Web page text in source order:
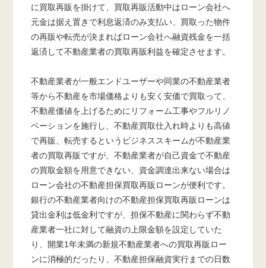
に買取再販を掛けて、買取再販活動中はローン会社へ
元金は据え置きで利息返済のみ支払い、買取った物件
の再販や転売が決まればローン会社へ融資残金を一括
返済して不動産業者の買取再販利益を確定させます。
不動産業者が一般エンドユーザーや同業の不動産業者
等から不動産を市場価格よりも安く安価で買取って、
不動産価値を上げるためにリフォーム工事やフルリノ
ベーションを施行し、不動産買取仕入れ時よりも高値
で再販、転売するというビジネススキームが不動産業
者の買取再販ですが、不動産業者が自己資金で不動産
の買取金額を用意できない、資金調達出来ない場合は
ローン会社の不動産担保買取再販ローンが便利です。
銀行の不動産業者向けの不動産担保買取再販ローンは
貸出金利は低金利ですが、担保不動産に関わらず不動
産業者一社に対して融資の上限金額を設定していた
り、開業1年未満の新規不動産業者への買取再販ロー
ンに消極的だったり、不動産担保融資実行までの日数